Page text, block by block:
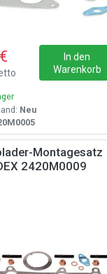
In den
Warenkorb
Neu
Montagesatz
2420M0009